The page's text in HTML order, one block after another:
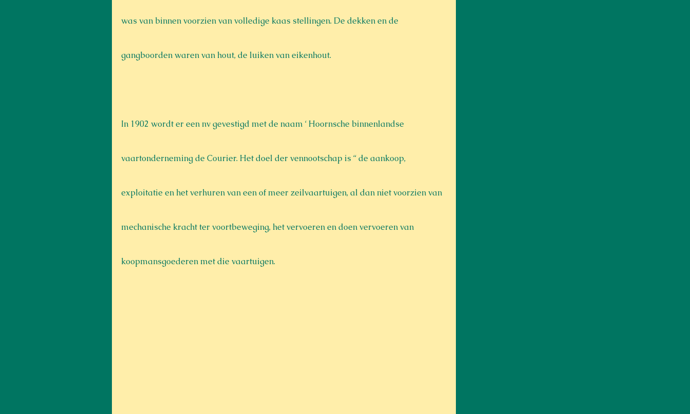
was van binnen voorzien van volledige kaas stellingen. De dekken en de
gangboorden waren van hout, de luiken van eikenhout.
In 1902 wordt er een nv gevestigd met de naam ‘ Hoornsche binnenlandse
vaartonderneming de Courier. Het doel der vennootschap is “ de aankoop,
exploitatie en het verhuren van een of meer zeilvaartuigen, al dan niet voorzien van
mechanische kracht ter voortbeweging, het vervoeren en doen vervoeren van
koopmansgoederen met die vaartuigen.